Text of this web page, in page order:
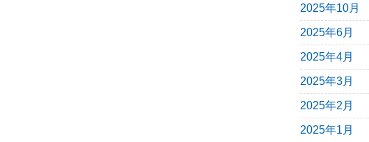
2025年10月
2025年6月
2025年4月
2025年3月
2025年2月
2025年1月